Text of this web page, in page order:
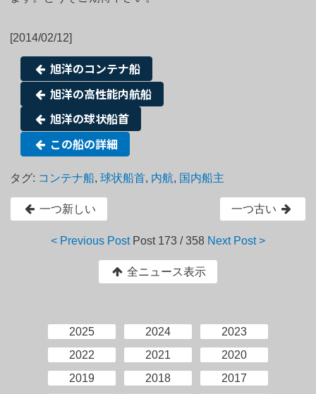
[2014/02/12]
旭洋のコンテナ船
旭洋の高性能内航船
旭洋の球状船首
この船の詳細
タグ: コンテナ船,球状船首, 内航, 国内船主
一つ新しい 一つ古い
< Previous Post Post 173 / 358 Next Post >
全ニュース表示
2025 2024
2023
2022
2021
2020
2019
2018
2017